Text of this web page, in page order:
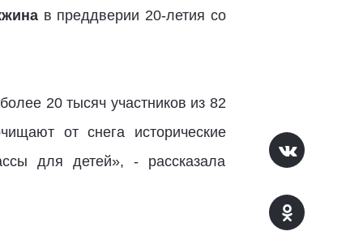
в преддверии 20-летия со
20 тысяч участников из 82
от снега исторические
для детей», - рассказала